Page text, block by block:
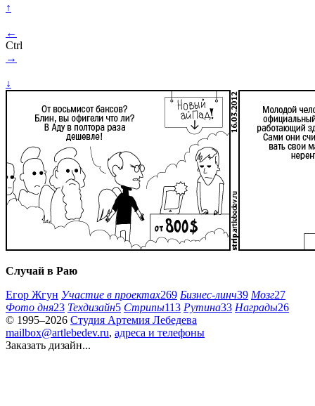
↑
←
Ctrl
→
↓
Случай в Раю
Егор Жгун Участие в проектах269 Бизнес-линч39 Мозг27
Фото дня23 Техдизайн5 Стрипы113 Рутина33 Награды26
© 1995–2026 Студия Артемия Лебедева
mailbox@artlebedev.ru, адреса и телефоны
Заказать дизайн...